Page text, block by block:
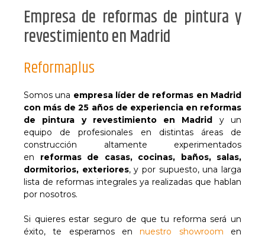
Empresa de reformas de pintura y
revestimiento en Madrid
Reformaplus
Somos una empresa líder de reformas en Madrid
con más de 25 años de experiencia en reformas
de pintura y revestimiento en Madrid y un
equipo de profesionales en distintas áreas de
construcción altamente experimentados
en reformas de casas, cocinas, baños, salas,
dormitorios, exteriores, y por supuesto, una larga
lista de reformas integrales ya realizadas que hablan
por nosotros.
Si quieres estar seguro de que tu reforma será un
éxito, te esperamos ennuestro showroom en